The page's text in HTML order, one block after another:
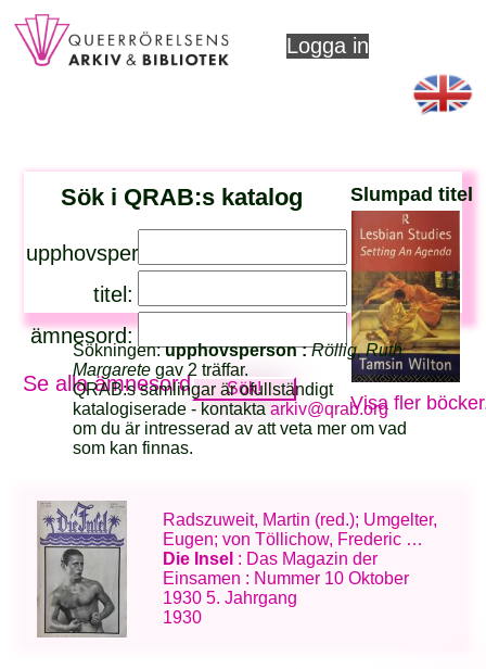
Logga in
Sök i QRAB:s katalog
upphovsperson:
titel:
ämnesord:
Se alla ämnesord
Slumpad titel
Visa fler
Sökningen:upphovsperson :Röllig, Ruth
Margarete gav 2 träffar.
QRAB:s samlingar är ofullständigt
katalogiserade - kontaktaarkiv@qrab.org
om du är intresserad av att veta mer om vad
som kan finnas.
Radszuweit, Martin (red.); Umgelter,
Eugen; von Töllichow, Frederic …
Die Insel : Das Magazin der
Einsamen : Nummer 10 Oktober
1930 5. Jahrgang
1930